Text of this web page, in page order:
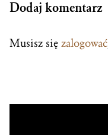
Dodaj komentarz
Musisz się zalogować